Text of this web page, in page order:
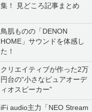
集！ 見どころ記事まとめ
鳥肌ものの「DENON
HOME」サウンドを体感し
た！
クリエイティブが作った2万
円台の“小さなピュアオーデ
ィオスピーカー”
iFi audio主力「NEO Stream